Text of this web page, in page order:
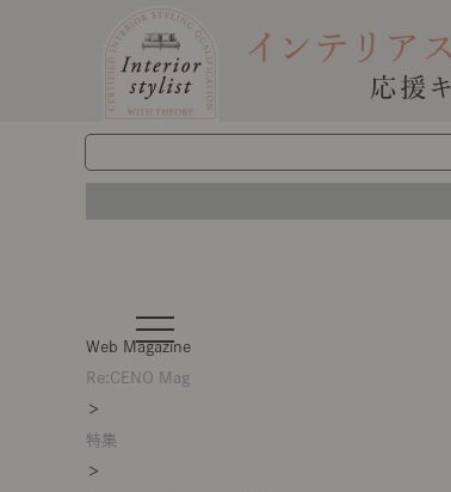
t
o
g
Web Magazine
Re:CENO Mag
＞
特集
＞